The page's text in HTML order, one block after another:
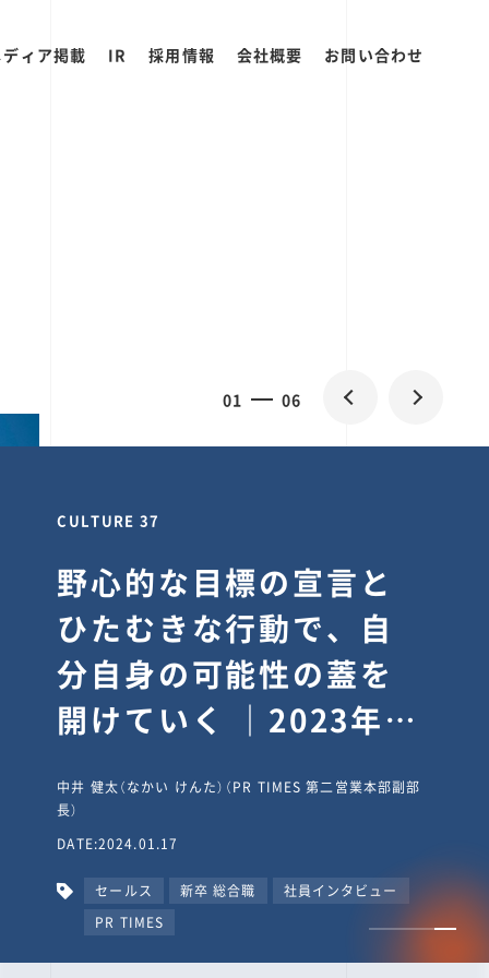
ィア掲載 IR 採用情報 会社概要 お問い合わせ
0 06
CULTURE 30
逆境では自分のスタン
スを変え“予想を裏切
り、期待を超える”【真
輔塾・前編】
山田真輔（やまだ しんすけ）（執行役員 兼 Jooto事業部
長）
DATE:2023.09.08
カルチャー CxO キャリア入社 Jooto